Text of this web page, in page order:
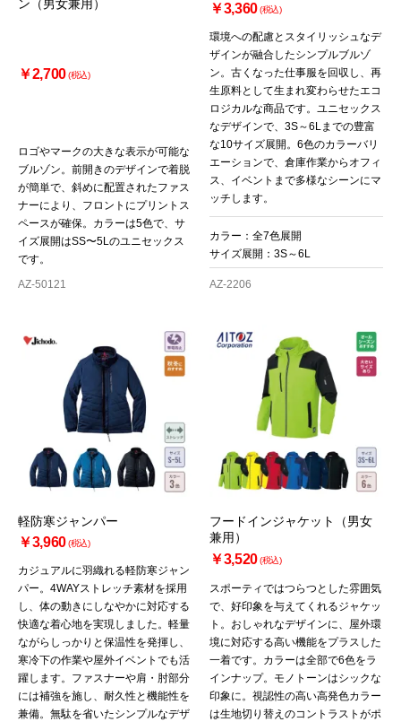
ン（男女兼用）
￥2,700(税込)
ロゴやマークの大きな表示が可能な
ブルゾン。前開きのデザインで着脱
が簡単で、斜めに配置されたファス
ナーにより、フロントにプリントス
ペースが確保。カラーは5色で、サ
イズ展開はSS〜5Lのユニセックス
です。
AZ-50121
￥3,360(税込)
環境への配慮とスタイリッシュなデ
ザインが融合したシンプルブルゾ
ン。古くなった仕事服を回収し、再
生原料として生まれ変わらせたエコ
ロジカルな商品です。ユニセックス
なデザインで、3S～6Lまでの豊富
な10サイズ展開。6色のカラーバリ
エーションで、倉庫作業からオフィ
ス、イベントまで多様なシーンにマ
ッチします。
カラー：全7色展開
サイズ展開：3S～6L
AZ-2206
軽防寒ジャンパー
￥3,960(税込)
カジュアルに羽織れる軽防寒ジャン
パー。4WAYストレッチ素材を採用
し、体の動きにしなやかに対応する
快適な着心地を実現しました。軽量
ながらしっかりと保温性を発揮し、
寒冷下の作業や屋外イベントでも活
躍します。ファスナーや肩・肘部分
には補強を施し、耐久性と機能性を
兼備。無駄を省いたシンプルなデザ
フードインジャケット（男女
兼用）
￥3,520(税込)
スポーティではつらつとした雰囲気
で、好印象を与えてくれるジャケッ
ト。おしゃれなデザインに、屋外環
境に対応する高い機能をプラスした
一着です。カラーは全部で6色をラ
インナップ。モノトーンはシックな
印象に。視認性の高い高発色カラー
は生地切り替えのコントラストがポ